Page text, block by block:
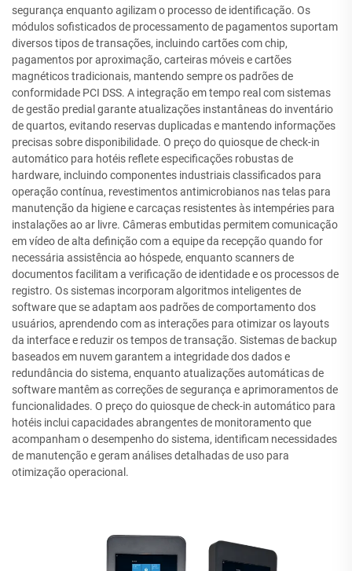
segurança enquanto agilizam o processo de identificação. Os
módulos sofisticados de processamento de pagamentos suportam
diversos tipos de transações, incluindo cartões com chip,
pagamentos por aproximação, carteiras móveis e cartões
magnéticos tradicionais, mantendo sempre os padrões de
conformidade PCI DSS. A integração em tempo real com sistemas
de gestão predial garante atualizações instantâneas do inventário
de quartos, evitando reservas duplicadas e mantendo informações
precisas sobre disponibilidade. O preço do quiosque de check-in
automático para hotéis reflete especificações robustas de
hardware, incluindo componentes industriais classificados para
operação contínua, revestimentos antimicrobianos nas telas para
manutenção da higiene e carcaças resistentes às intempéries para
instalações ao ar livre. Câmeras embutidas permitem comunicação
em vídeo de alta definição com a equipe da recepção quando for
necessária assistência ao hóspede, enquanto scanners de
documentos facilitam a verificação de identidade e os processos de
registro. Os sistemas incorporam algoritmos inteligentes de
software que se adaptam aos padrões de comportamento dos
usuários, aprendendo com as interações para otimizar os layouts
da interface e reduzir os tempos de transação. Sistemas de backup
baseados em nuvem garantem a integridade dos dados e
redundância do sistema, enquanto atualizações automáticas de
software mantêm as correções de segurança e aprimoramentos de
funcionalidades. O preço do quiosque de check-in automático para
hotéis inclui capacidades abrangentes de monitoramento que
acompanham o desempenho do sistema, identificam necessidades
de manutenção e geram análises detalhadas de uso para
otimização operacional.